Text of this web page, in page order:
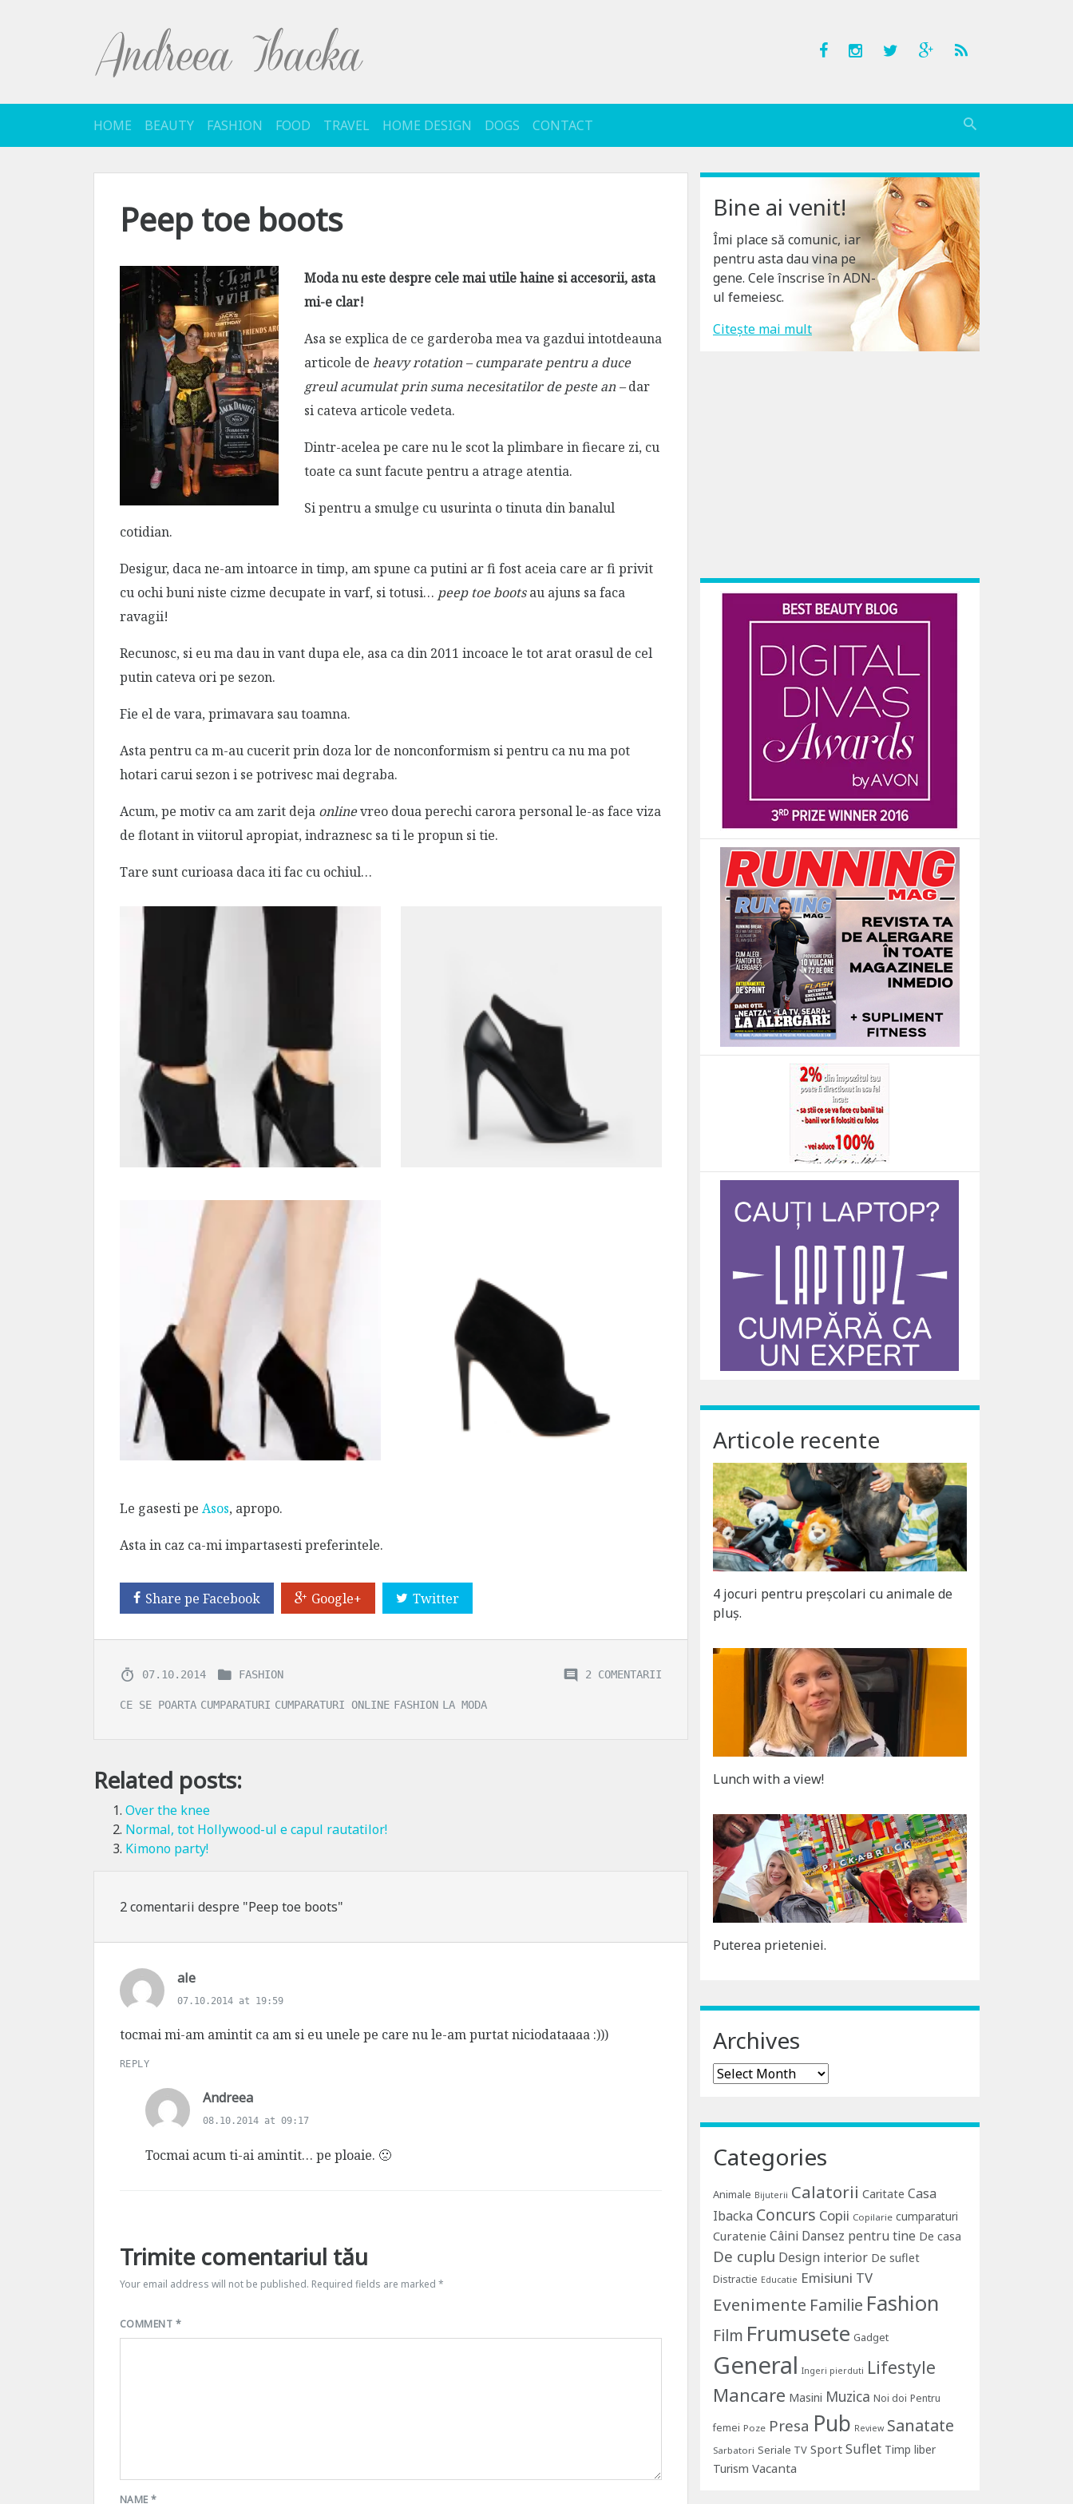
HOME BEAUTY FASHION FOOD TRAVEL HOME DESIGN DOGS CONTACT
Peep toe boots
Moda nu este despre cele mai utile haine si accesorii, asta
mi-e clar!
Asa se explica de ce garderoba mea va gazdui intotdeauna
articole de heavy rotation – cumparate pentru a duce
greul acumulat prin suma necesitatilor de peste an –dar
si cateva articole vedeta.
Dintr-acelea pe care nu le scot la plimbare in fiecare zi, cu
toate ca sunt facute pentru a atrage atentia.
Si pentru a smulge cu usurinta o tinuta din banalul
cotidian.
Desigur, daca ne-am intoarce in timp, am spune ca putini ar fi fost aceia care ar fi privit
cu ochi buni niste cizme decupate in varf, si totusi… peep toe bootsau ajuns sa faca
ravagii!
Recunosc, si eu ma dau in vant dupa ele, asa ca din 2011 incoace le tot arat orasul de cel
putin cateva ori pe sezon.
Fie el de vara, primavara sau toamna.
Asta pentru ca m-au cucerit prin doza lor de nonconformism si pentru ca nu ma pot
hotari carui sezon i se potrivesc mai degraba.
Acum, pe motiv ca am zarit deja onlinevreo doua perechi carora personal le-as face viza
de flotant in viitorul apropiat, indraznesc sa ti le propun si tie.
Tare sunt curioasa daca iti fac cu ochiul…
Le gasesti pe Asos, apropo.
Asta in caz ca-mi impartasesti preferintele.
Share pe Facebook Google+ Twitter
07.10.2014 FASHION 2 COMENTARII
CE SE POARTA CUMPARATURI CUMPARATURI ONLINE FASHION LA MODA
Related posts:
Over the knee
Normal, tot Hollywood-ul e capul rautatilor!
Kimono party!
2 comentarii despre "Peep toe boots"
ales
a
s
07.10.2014 at 19:59
tocmai mi-am amintit ca am si eu unele pe care nu le-am purtat niciodataaaa :)))
REPLY
Andreeas
a
s
08.10.2014 at 09:17
Tocmai acum ti-ai amintit… pe ploaie. 🙁
Trimite comentariul tău
Your email address will not be published. Required fields are marked *
COMMENT *
NAME*
Bine ai venit!
Îmi place să comunic, iar
pentru asta dau vina pe
gene. Cele înscrise în ADN-
ul femeiesc.
Citește mai mult
Articole recente
4 jocuri pentru preșcolari cu animale de
pluș.
Lunch with a view!
Puterea prieteniei.
Archives
Archives
Categories
Animale Bijuterii Calatorii Caritate Casa
Ibacka Concurs Copii Copilarie cumparaturi
Curatenie Câini Dansez pentru tine De casa
De cuplu Design interior De suflet
Distractie Educatie Emisiuni TV
Evenimente Familie Fashion
Film Frumusete Gadget
General Ingeri pierduti Lifestyle
Mancare Masini Muzica Noi doi Pentru
femei Poze Presa Pub Review Sanatate
Sarbatori Seriale TV Sport Suflet Timp liber
Turism Vacanta